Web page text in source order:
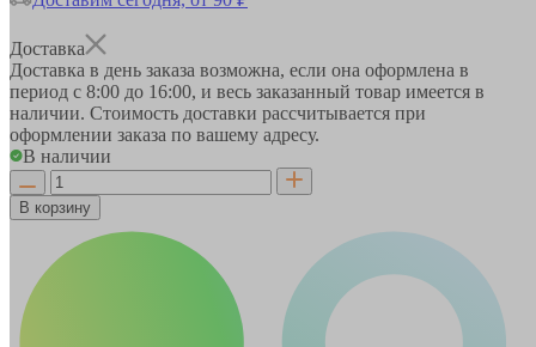
Доставка
Доставка в день заказа возможна, если она оформлена в
период с 8:00 до 16:00, и весь заказанный товар имеется в
наличии. Стоимость доставки рассчитывается при
оформлении заказа по вашему адресу.
В наличии
В корзину